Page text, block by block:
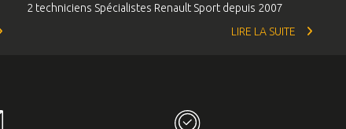
2 techniciens Spécialistes Renault Sport depuis 2007
LIRE LA SUITE